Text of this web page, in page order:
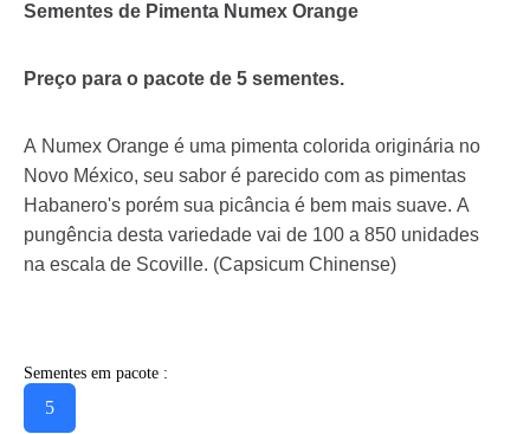
Sementes de Pimenta Numex Orange
Preço para o pacote de 5 sementes.
A Numex Orange é uma pimenta colorida originária no
Novo México, seu sabor é parecido com as pimentas
Habanero's porém sua picância é bem mais suave. A
pungência desta variedade vai de 100 a 850 unidades
na escala de Scoville. (Capsicum Chinense)
Sementes em pacote :
5